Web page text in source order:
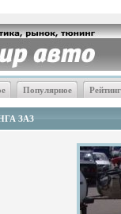
Популярное
ЗАЗ